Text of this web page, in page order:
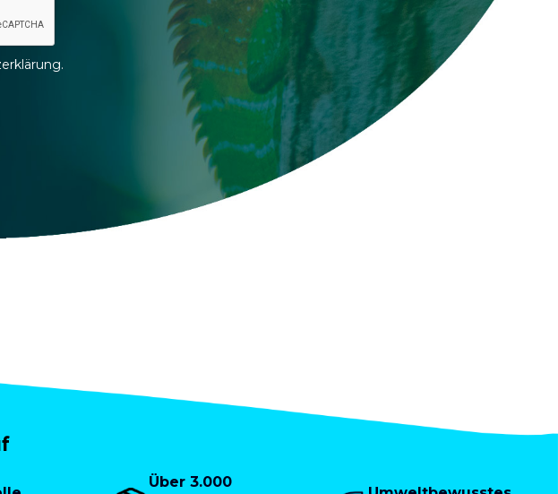
.
Über 3.000